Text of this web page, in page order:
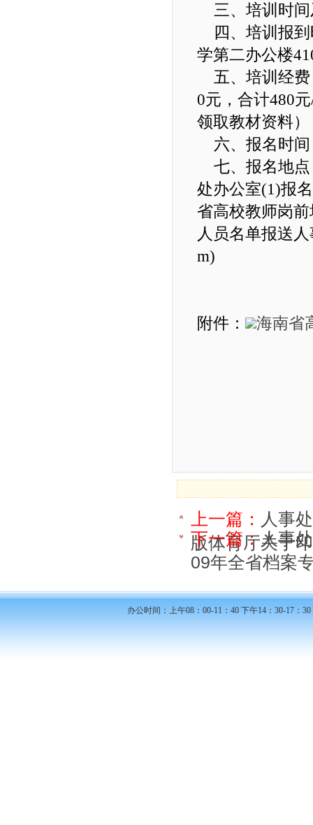
三、培训时间
四、培训报到
学第二办公楼
五、培训经费
0元，合计480
领取教材资料）
六、报名时
七、报名地点
处办公室(1)报
省高校教师岗
人员名单报送
m)
附件： 海南省
上一篇： 人事
版体育厅关于
下一篇：人事
09年全省档案
办公时间：上午08：00-11：40 下午14：30-17：